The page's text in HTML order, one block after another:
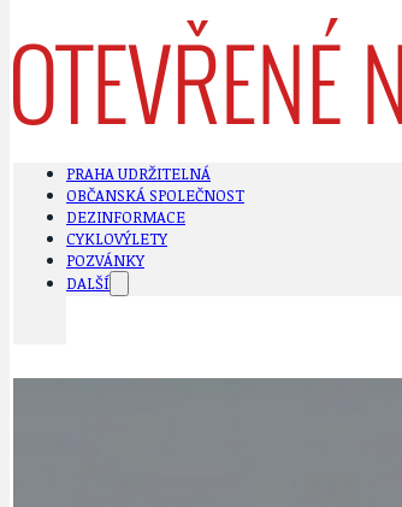
PRAHA UDRŽITELNÁ
OBČANSKÁ SPOLEČNOST
DEZINFORMACE
CYKLOVÝLETY
POZVÁNKY
DALŠÍ